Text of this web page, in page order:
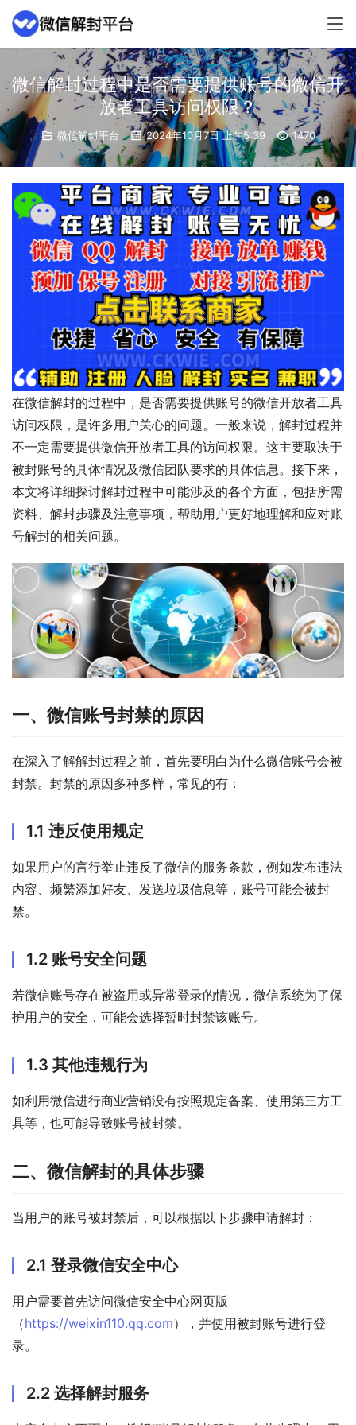
微信解封过程中是否需要提供账号的微信开
放者工具访问权限？
微信解封平台 2024年10月7日 上午5:39 1470
在微信解封的过程中，是否需要提供账号的微信开放者工具
访问权限，是许多用户关心的问题。一般来说，解封过程并
不一定需要提供微信开放者工具的访问权限。这主要取决于
被封账号的具体情况及微信团队要求的具体信息。接下来，
本文将详细探讨解封过程中可能涉及的各个方面，包括所需
资料、解封步骤及注意事项，帮助用户更好地理解和应对账
号解封的相关问题。
一、微信账号封禁的原因
在深入了解解封过程之前，首先要明白为什么微信账号会被
封禁。封禁的原因多种多样，常见的有：
1.1 违反使用规定
如果用户的言行举止违反了微信的服务条款，例如发布违法
内容、频繁添加好友、发送垃圾信息等，账号可能会被封
禁。
1.2 账号安全问题
若微信账号存在被盗用或异常登录的情况，微信系统为了保
护用户的安全，可能会选择暂时封禁该账号。
1.3 其他违规行为
如利用微信进行商业营销没有按照规定备案、使用第三方工
具等，也可能导致账号被封禁。
二、微信解封的具体步骤
当用户的账号被封禁后，可以根据以下步骤申请解封：
2.1 登录微信安全中心
用户需要首先访问微信安全中心网页版
（https://weixin110.qq.com），并使用被封账号进行登
录。
2.2 选择解封服务